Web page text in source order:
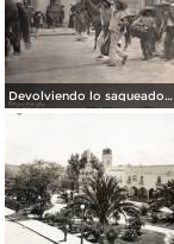
Devolviendo lo saqueado durante La Revolucion Mexicana ( Fechada el 11 de Marzo de 1911 ).